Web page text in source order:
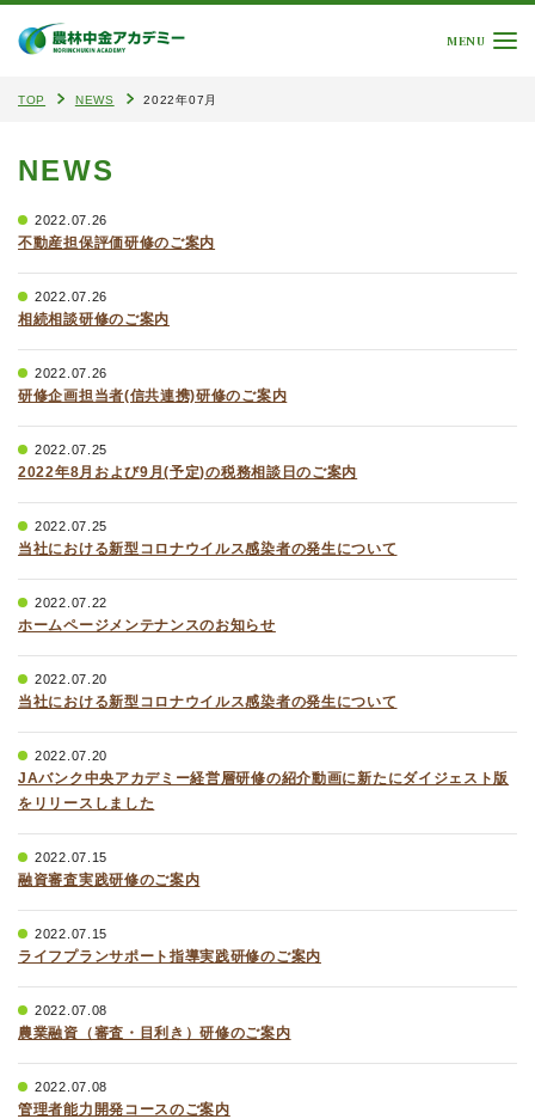
MENU
TOP NEWS 2022年07月
NEWS
2022.07.26
不動産担保評価研修のご案内
2022.07.26
相続相談研修のご案内
2022.07.26
研修企画担当者(信共連携)研修のご案内
2022.07.25
2022年8月および9月(予定)の税務相談日のご案内
2022.07.25
当社における新型コロナウイルス感染者の発生について
2022.07.22
ホームページメンテナンスのお知らせ
2022.07.20
当社における新型コロナウイルス感染者の発生について
2022.07.20
JAバンク中央アカデミー経営層研修の紹介動画に新たにダイジェスト版
をリリースしました
2022.07.15
融資審査実践研修のご案内
2022.07.15
ライフプランサポート指導実践研修のご案内
2022.07.08
農業融資（審査・目利き）研修のご案内
2022.07.08
管理者能力開発コースのご案内